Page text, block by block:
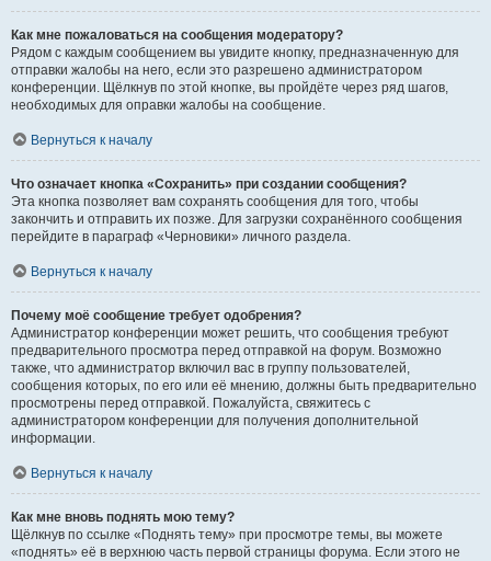
Как мне пожаловаться на сообщения модератору?
Рядом с каждым сообщением вы увидите кнопку, предназначенную для
отправки жалобы на него, если это разрешено администратором
конференции. Щёлкнув по этой кнопке, вы пройдёте через ряд шагов,
необходимых для оправки жалобы на сообщение.
Вернуться к началу
Что означает кнопка «Сохранить» при создании сообщения?
Эта кнопка позволяет вам сохранять сообщения для того, чтобы
закончить и отправить их позже. Для загрузки сохранённого сообщения
перейдите в параграф «Черновики» личного раздела.
Вернуться к началу
Почему моё сообщение требует одобрения?
Администратор конференции может решить, что сообщения требуют
предварительного просмотра перед отправкой на форум. Возможно
также, что администратор включил вас в группу пользователей,
сообщения которых, по его или её мнению, должны быть предварительно
просмотрены перед отправкой. Пожалуйста, свяжитесь с
администратором конференции для получения дополнительной
информации.
Вернуться к началу
Как мне вновь поднять мою тему?
Щёлкнув по ссылке «Поднять тему» при просмотре темы, вы можете
«поднять» её в верхнюю часть первой страницы форума. Если этого не